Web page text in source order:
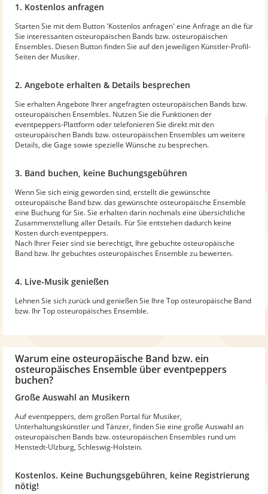
1. Kostenlos anfragen
Starten Sie mit dem Button 'Kostenlos anfragen' eine Anfrage an die für
Sie interessanten osteuropäischen Bands bzw. osteuropäischen
Ensembles. Diesen Button finden Sie auf den jeweiligen Künstler-Profil-
Seiten der Musiker.
2. Angebote erhalten & Details besprechen
Sie erhalten Angebote Ihrer angefragten osteuropäischen Bands bzw.
osteuropäischen Ensembles. Nutzen Sie die Funktionen der
eventpeppers-Plattform oder telefonieren Sie direkt mit den
osteuropäischen Bands bzw. osteuropäischen Ensembles um weitere
Details, die Gage sowie spezielle Wünsche zu besprechen.
3. Band buchen, keine Buchungsgebühren
Wenn Sie sich einig geworden sind, erstellt die gewünschte
osteuropäische Band bzw. das gewünschte osteuropäische Ensemble
eine Buchung für Sie. Sie erhalten darin nochmals eine übersichtliche
Zusammenstellung aller Details. Für Sie entstehen dadurch keine
Kosten durch eventpeppers.
Nach Ihrer Feier sind sie berechtigt, Ihre gebuchte osteuropäische
Band bzw. Ihr gebuchtes osteuropäisches Ensemble zu bewerten.
4. Live-Musik genießen
Lehnen Sie sich zurück und genießen Sie Ihre Top osteuropäische Band
bzw. Ihr Top osteuropäisches Ensemble.
Warum eine osteuropäische Band bzw. ein
osteuropäisches Ensemble über eventpeppers
buchen?
Große Auswahl an Musikern
Auf eventpeppers, dem großen Portal für Musiker,
Unterhaltungskünstler und Tänzer, finden Sie eine große Auswahl an
osteuropäischen Bands bzw. osteuropäischen Ensembles rund um
Henstedt-Ulzburg, Schleswig-Holstein.
Kostenlos. Keine Buchungsgebühren, keine Registrierung
nötig!